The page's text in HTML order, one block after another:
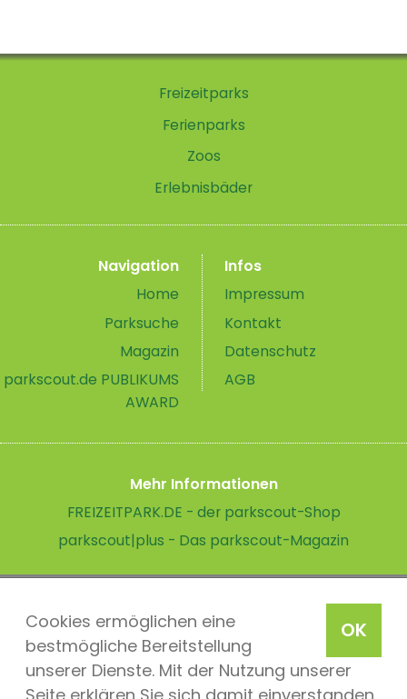
OK
Cookies ermöglichen eine
bestmögliche Bereitstellung
unserer Dienste. Mit der Nutzung unserer
Freizeitparks
Ferienparks
Zoos
Erlebnisbäder
Navigation
Home
Parksuche
Magazin
parkscout.de PUBLIKUMS
AWARD
Infos
Impressum
Kontakt
Datenschutz
AGB
Mehr Informationen
FREIZEITPARK.DE - der parkscout-Shop
parkscout|plus - Das parkscout-Magazin